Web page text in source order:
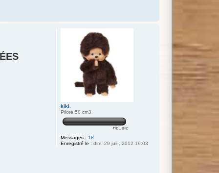
kiki.
Pilote 50 cm3
Messages : 18
Enregistré le : dim. 29 juil., 2012 19:03